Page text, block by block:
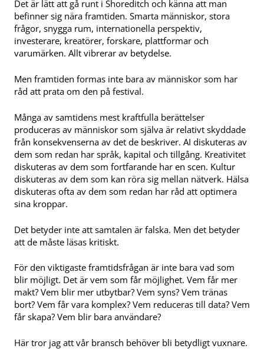
Det är lätt att gå runt i Shoreditch och känna att man
befinner sig nära framtiden. Smarta människor, stora
frågor, snygga rum, internationella perspektiv,
investerare, kreatörer, forskare, plattformar och
varumärken. Allt vibrerar av betydelse.
Men framtiden formas inte bara av människor som har
råd att prata om den på festival.
Många av samtidens mest kraftfulla berättelser
produceras av människor som själva är relativt skyddade
från konsekvenserna av det de beskriver. AI diskuteras av
dem som redan har språk, kapital och tillgång. Kreativitet
diskuteras av dem som fortfarande har en scen. Kultur
diskuteras av dem som kan röra sig mellan nätverk. Hälsa
diskuteras ofta av dem som redan har råd att optimera
sina kroppar.
Det betyder inte att samtalen är falska. Men det betyder
att de måste läsas kritiskt.
För den viktigaste framtidsfrågan är inte bara vad som
blir möjligt. Det är vem som får möjlighet. Vem får mer
makt? Vem blir mer utbytbar? Vem syns? Vem tränas
bort? Vem får vara komplex? Vem reduceras till data? Vem
får skapa? Vem blir bara användare?
Här tror jag att vår bransch behöver bli betydligt vuxnare.